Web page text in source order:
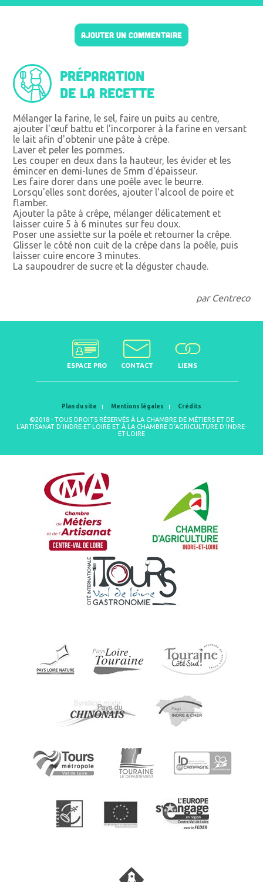
AJOUTER UN COMMENTAIRE
Préparation
de la recette
Mélanger la farine, le sel, faire un puits au centre,
ajouter l'œuf battu et l'incorporer à la farine en versant
le lait afin d'obtenir une pâte à crêpe.
Laver et peler les pommes.
Les couper en deux dans la hauteur, les évider et les
émincer en demi-lunes de 5mm d'épaisseur.
Les faire dorer dans une poêle avec le beurre.
Lorsqu'elles sont dorées, ajouter l'alcool de poire et
flamber.
Ajouter la pâte à crêpe, mélanger délicatement et
laisser cuire 5 à 6 minutes sur feu doux.
Poser une assiette sur la poêle et retourner la crêpe.
Glisser le côté non cuit de la crêpe dans la poêle, puis
laisser cuire encore 3 minutes.
La saupoudrer de sucre et la déguster chaude.
par Centreco
ESPACE PRO CONTACT LIENS
Plan du site Mentions légales Crédits
©2018 - TOUS DROITS RÉSERVÉS À LA CHAMBRE DE MÉTIERS ET DE
L'ARTISANAT D'INDRE-ET-LOIRE ET À LA CHAMBRE D'AGRICULTURE D'INDRE-
ET-LOIRE